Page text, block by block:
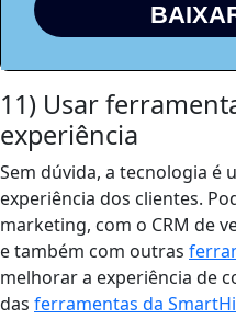
11) Usar
experiência
Sem dúvida, a tecnologia é
experiência dos clientes.
marketing, com o CRM de
e também com outras
melhorar a experiência de
das ferramentas da